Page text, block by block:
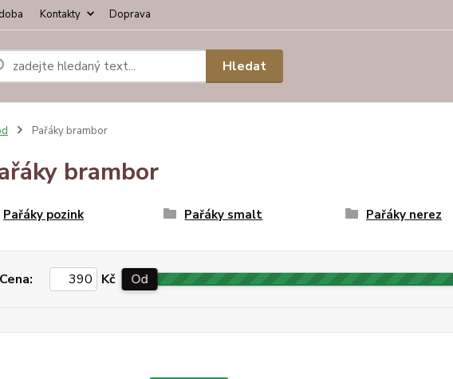
Kontakty Doprava
Hledat
Pařáky brambor
brambor
Pařáky pozink Pařáky smalt Pařáky nerez
Cena: Kč Od